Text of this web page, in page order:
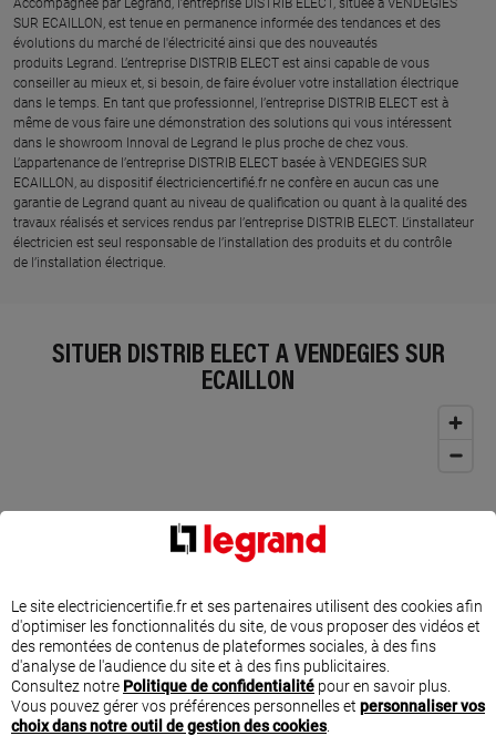
SUR ECAILLON, est tenue en permanence informée des tendances et des
évolutions du marché de l'électricité ainsi que des nouveautés
produits Legrand. L’entreprise DISTRIB ELECT est ainsi capable de vous
conseiller au mieux et, si besoin, de faire évoluer votre installation électrique
dans le temps. En tant que professionnel, l’entreprise DISTRIB ELECT est à
même de vous faire une démonstration des solutions qui vous intéressent
dans le showroom Innoval de Legrand le plus proche de chez vous.​
L’appartenance de l’entreprise DISTRIB ELECT basée à VENDEGIES SUR
ECAILLON, au dispositif électriciencertifié.fr ne confère en aucun cas une
garantie de Legrand quant au niveau de qualification ou quant à la qualité des
travaux réalisés et services rendus par l’entreprise DISTRIB ELECT. L’installateur
électricien est seul responsable de l’installation des produits et du contrôle
de l’installation électrique.
SITUER DISTRIB ELECT À VENDEGIES SUR
ECAILLON
Le site electriciencertifie.fr et ses partenaires utilisent des cookies afin
d'optimiser les fonctionnalités du site, de vous proposer des vidéos et
des remontées de contenus de plateformes sociales, à des fins
d'analyse de l'audience du site et à des fins publicitaires.
Consultez notre Politique de confidentialité pour en savoir plus.
Vous pouvez gérer vos préférences personnelles et personnaliser vos
choix dans notre outil de gestion des cookies.